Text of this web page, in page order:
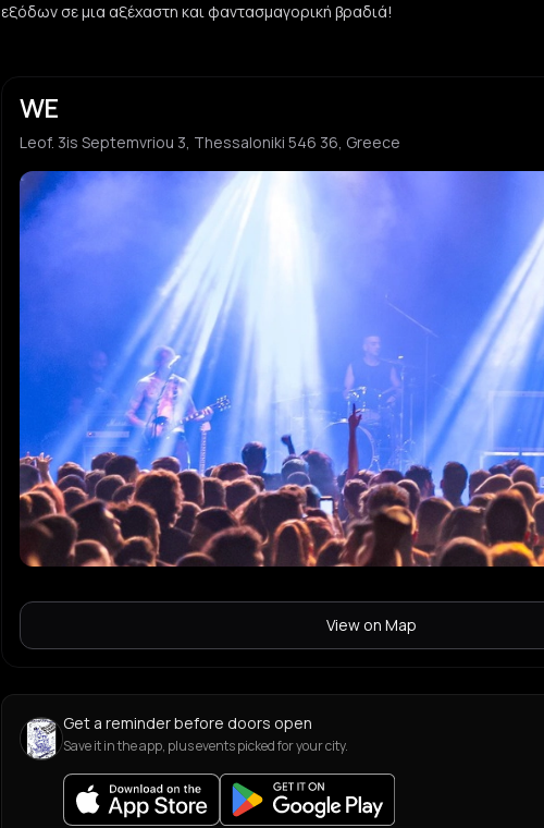
εξόδων σε μια αξέχαστη και φαντασμαγορική βραδιά!
WE
Leof. 3is Septemvriou 3, Thessaloniki 546 36, Greece
View on Map
Get a reminder before doors open
Save it in the app, plus events picked for your city.